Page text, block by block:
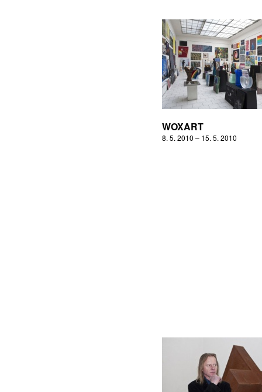
WOXART
8. 5. 2010 – 15. 5. 2010